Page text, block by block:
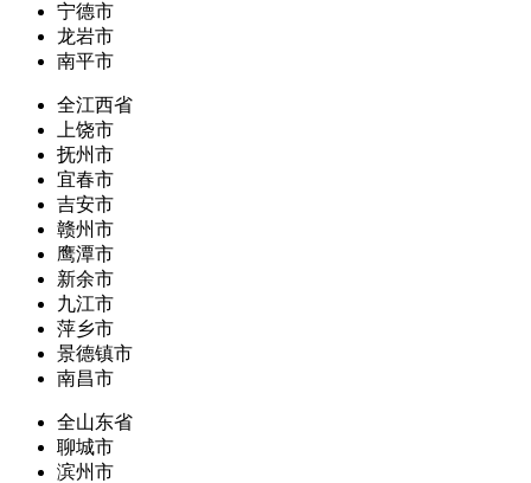
宁德市
龙岩市
南平市
全江西省
上饶市
抚州市
宜春市
吉安市
赣州市
鹰潭市
新余市
九江市
萍乡市
景德镇市
南昌市
全山东省
聊城市
滨州市